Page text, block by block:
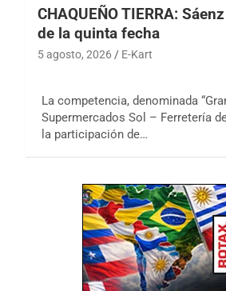
CHAQUEÑO TIERRA:
de la quinta fecha
5 agosto, 2026 E-Kart
La competencia, denominada
Supermercados Sol – Ferretería
la participación de…